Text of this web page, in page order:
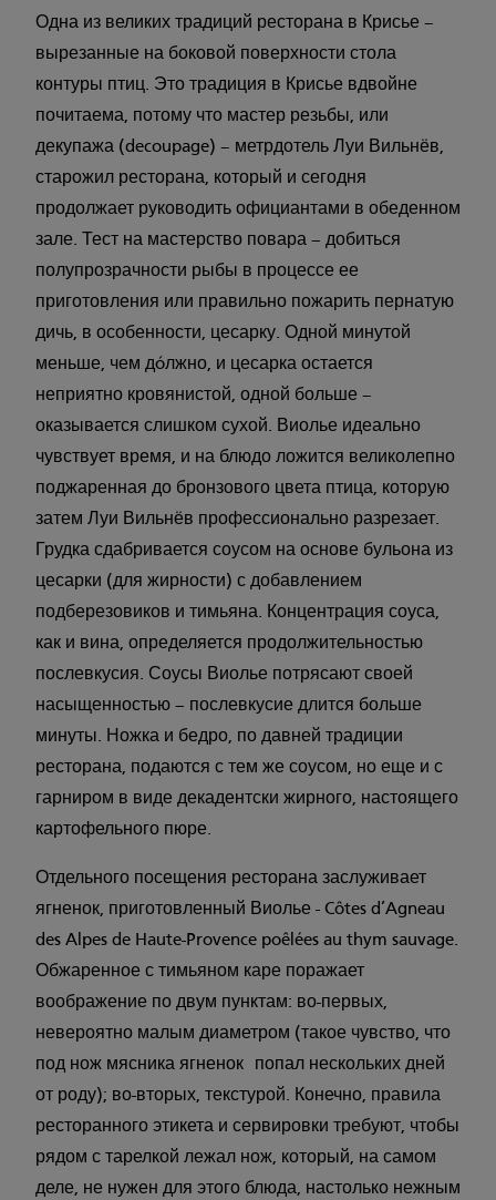
Одна из великих традиций ресторана в Крисье –
вырезанные на боковой поверхности стола
контуры птиц. Это традиция в Крисье вдвойне
почитаема, потому что мастер резьбы, или
декупажа (decoupage) – метрдотель Луи Вильнёв,
старожил ресторана, который и сегодня
продолжает руководить официантами в обеденном
зале. Тест на мастерство повара – добиться
полупрозрачности рыбы в процессе ее
приготовления или правильно пожарить пернатую
дичь, в особенности, цесарку. Одной минутой
меньше, чем дóлжно, и цесарка остается
неприятно кровянистой, одной больше –
оказывается слишком сухой. Виолье идеально
чувствует время, и на блюдо ложится великолепно
поджаренная до бронзового цвета птица, которую
затем Луи Вильнёв профессионально разрезает.
Грудка сдабривается соусом на основе бульона из
цесарки (для жирности) с добавлением
подберезовиков и тимьяна. Концентрация соуса,
как и вина, определяется продолжительностью
послевкусия. Соусы Виолье потрясают своей
насыщенностью – послевкусие длится больше
минуты. Ножка и бедро, по давней традиции
ресторана, подаются с тем же соусом, но еще и с
гарниром в виде декадентски жирного, настоящего
картофельного пюре.
Отдельного посещения ресторана заслуживает
ягненок, приготовленный Виолье - Côtes d’Agneau
des Alpes de Haute-Provence poêlées au thym sauvage.
Обжаренное с тимьяном каре поражает
воображение по двум пунктам: во-первых,
невероятно малым диаметром (такое чувство, что
под нож мясника ягненок попал нескольких дней
от роду); во-вторых, текстурой. Конечно, правила
ресторанного этикета и сервировки требуют, чтобы
рядом с тарелкой лежал нож, который, на самом
деле, не нужен для этого блюда, настолько нежным